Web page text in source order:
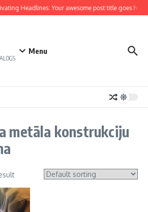
Headlines: Your awesome post title goes here
Menu
metāla konstrukciju